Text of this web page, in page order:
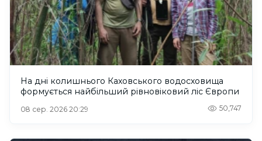
На дні колишнього Каховського водосховища
формується найбільший рівновіковий ліс Європи
08 сер. 2026 20:29 50,747